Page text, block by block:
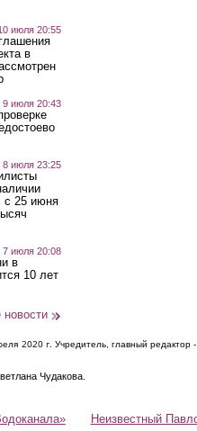
июля 20:55
в
9 июля 20:43
8 июля 23:25
с 25 июня
7 июля 20:08
в
10 лет
новости
2020 г. Учредитель, главный редактор
Чудакова.
Неизвестный